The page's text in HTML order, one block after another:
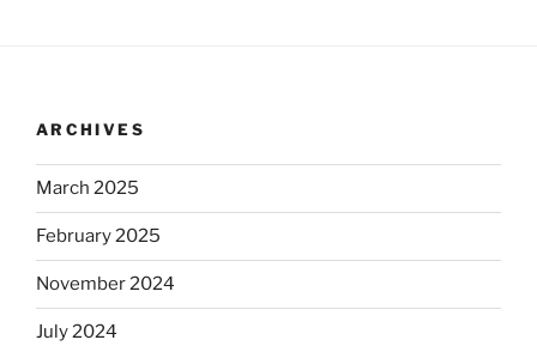
ARCHIVES
March 2025
February 2025
November 2024
July 2024